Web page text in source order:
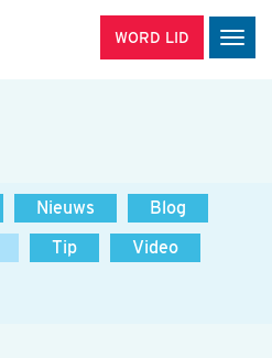
WORD LID
Nieuws
Blog
Tip
Video